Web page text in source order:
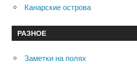
Канарские острова
РАЗНОЕ
Заметки на полях